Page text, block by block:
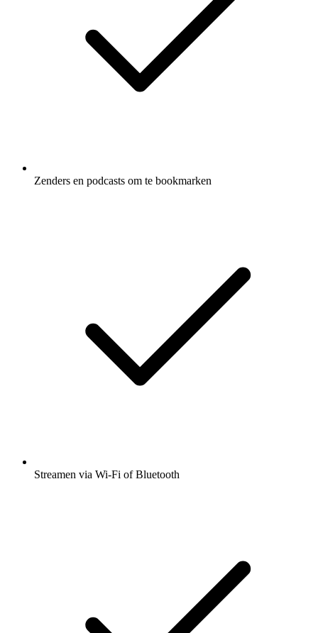
Zenders en podcasts om te bookmarken
Streamen via Wi-Fi of Bluetooth